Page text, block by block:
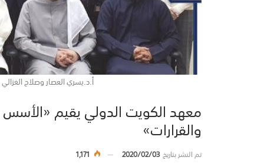
أ.د.يسري العصار وصلاح
معهد الكويت الدولي يقيم «الأسس
والقرارات»
تم النشر بتاريخ2020/02/03
1,171